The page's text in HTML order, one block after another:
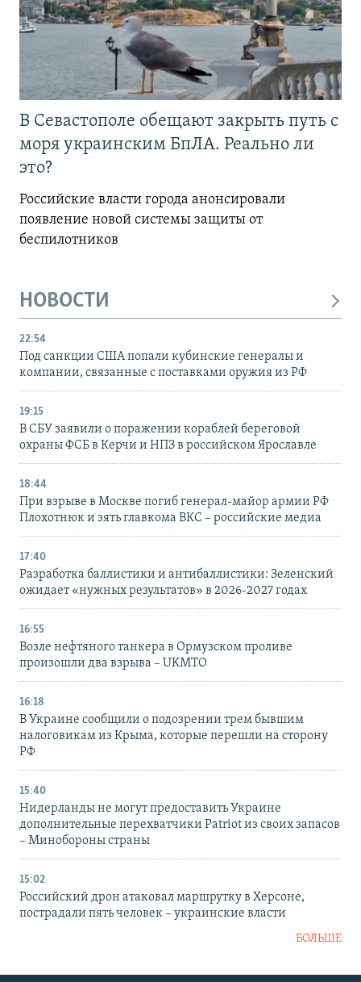
В Севастополе обещают закрыть путь с
моря украинским БпЛА. Реально ли
это?
Российские власти города анонсировали
появление новой системы защиты от
беспилотников
НОВОСТИ
22:54
Под санкции США попали кубинские генералы и
компании, связанные с поставками оружия из РФ
19:15
В СБУ заявили о поражении кораблей береговой
охраны ФСБ в Керчи и НПЗ в российском Ярославле
18:44
При взрыве в Москве погиб генерал-майор армии РФ
Плохотнюк и зять главкома ВКС – российские медиа
17:40
Разработка баллистики и антибаллистики: Зеленский
ожидает «нужных результатов» в 2026-2027 годах
16:55
Возле нефтяного танкера в Ормузском проливе
произошли два взрыва – UKMTO
16:18
В Украине сообщили о подозрении трем бывшим
налоговикам из Крыма, которые перешли на сторону
РФ
15:40
Нидерланды не могут предоставить Украине
дополнительные перехватчики Patriot из своих запасов
– Минобороны страны
15:02
Российский дрон атаковал маршрутку в Херсоне,
пострадали пять человек – украинские власти
БОЛЬШЕ